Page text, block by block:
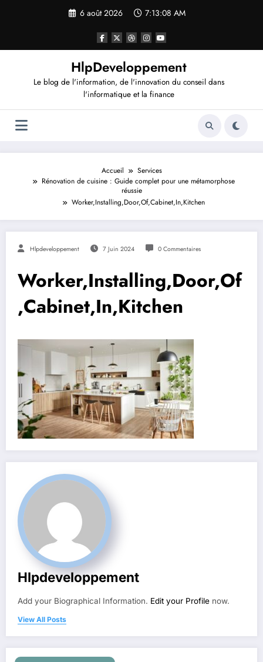
6 août 2026 7:13:09 AM
HlpDeveloppement
Le blog de l'information, de l'innovation du conseil dans
l'informatique et la finance
Accueil
Services
Rénovation de cuisine : Guide complet pour une métamorphose
réussie
Worker,Installing,Door,Of,Cabinet,In,Kitchen
Hlpdeveloppement 7 Juin 2024 0 Commentaires
Worker,Installing,Door,Of
,Cabinet,In,Kitchen
Hlpdeveloppement
Add your Biographical Information. Edit your Profile now.
View All Posts